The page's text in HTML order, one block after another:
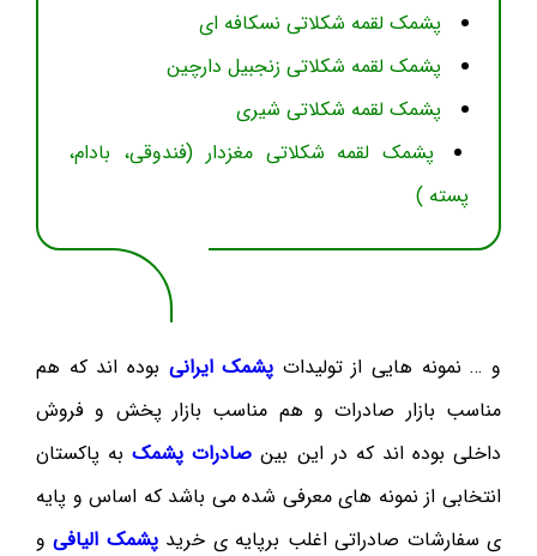
پشمک لقمه شکلاتی نسکافه ای
پشمک لقمه شکلاتی زنجبیل دارچین
پشمک لقمه شکلاتی شیری
پشمک لقمه شکلاتی مغزدار (فندوقی، بادام،
پسته )
و … نمونه هایی از تولیدات پشمک ایرانی بوده اند که هم
مناسب بازار صادرات و هم مناسب بازار پخش و فروش
داخلی بوده اند که در این بین صادرات پشمکبه پاکستان
انتخابی از نمونه های معرفی شده می باشد که اساس و پایه
ی سفارشات صادراتی اغلب برپایه ی خریدپشمک الیافیو